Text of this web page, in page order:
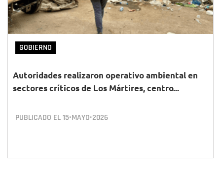
GOBIERNO
Autoridades realizaron operativo ambiental en
sectores críticos de Los Mártires, centro...
PUBLICADO EL15•MAYO•2026